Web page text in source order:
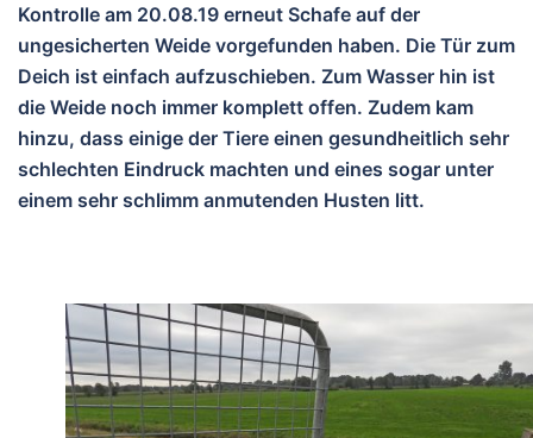
Kontrolle am 20.08.19 erneut Schafe auf der
ungesicherten Weide vorgefunden haben. Die Tür zum
Deich ist einfach aufzuschieben. Zum Wasser hin ist
die Weide noch immer komplett offen. Zudem kam
hinzu, dass einige der Tiere einen gesundheitlich sehr
schlechten Eindruck machten und eines sogar unter
einem sehr schlimm anmutenden Husten litt.